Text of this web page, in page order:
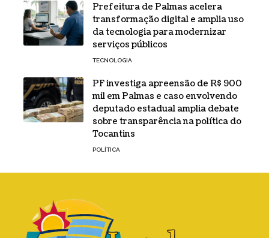
Prefeitura de Palmas acelera
transformação digital e amplia uso
da tecnologia para modernizar
serviços públicos
TECNOLOGIA
PF investiga apreensão de R$ 900
mil em Palmas e caso envolvendo
deputado estadual amplia debate
sobre transparência na política do
Tocantins
POLÍTICA